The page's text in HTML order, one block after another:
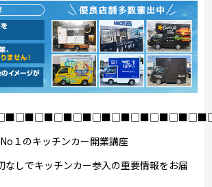
１のキッチンカー開業講座
なしでキッチンカー参入の重要情報をお届